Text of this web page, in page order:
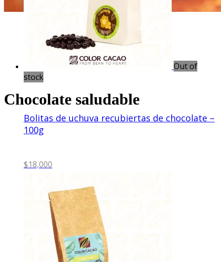
Chocolate saludable
Out of
stock
Bolitas de uchuva recubiertas de chocolate –
100g
$18,000